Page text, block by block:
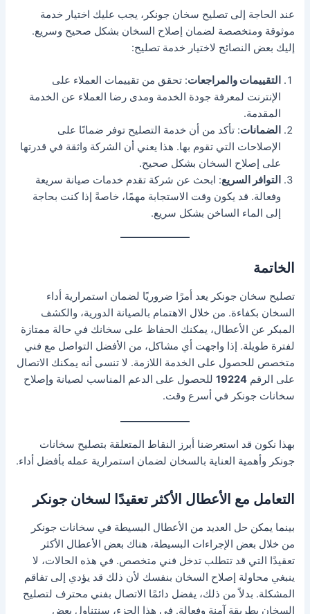
عند الحاجة إلى تصليح سخان جونكر، يجب عليك اختيار خدمة
موثوقة ومتخصصة لضمان إصلاح السخان بشكل صحيح وسريع.
إليك بعض النصائح لاختيار خدمة تصليح:
التقييمات والمراجعات: تحقق من تقييمات العملاء على
الإنترنت لمعرفة جودة الخدمة ومدى رضا العملاء عن الخدمة
المقدمة.
الضمانات: تأكد من أن خدمة التصليح توفر ضمانًا على
الإصلاحات التي تقوم بها. هذا يعني أن الشركة واثقة في قدرتها
على إصلاح السخان بشكل صحيح.
التوافر السريع: ابحث عن شركة تقدم خدمات صيانة سريعة
وفعالة. قد يكون وقت الاستجابة مهمًا، خاصةً إذا كنت بحاجة
إلى الماء الساخن بشكل سريع.
الخاتمة
تصليح سخان جونكر يعد أمرًا ضروريًا لضمان استمرارية أداء
السخان بكفاءة. من خلال الاهتمام بالصيانة الدورية، والكشف
المبكر عن الأعطال، يمكنك الحفاظ على سخانك في حالة ممتازة
لفترة طويلة. إذا واجهت أي مشاكل، من الأفضل التواصل مع فني
متخصص للحصول على الخدمة اللازمة. لا تنسى أنه يمكنك الاتصال
على الرقم19224 للحصول على الدعم المناسب لصيانة وإصلاح
سخانات جونكر في أسرع وقت.
بهذا نكون قد استعرضنا أبرز النقاط المتعلقة بتصليح سخانات
جونكر وأهمية العناية بالسخان لضمان استمرارية عمله بأفضل أداء.
التعامل مع الأعطال الأكثر تعقيدًا لسخان جونكر
بينما يمكن حل العديد من الأعطال البسيطة في سخانات جونكر
من خلال بعض الإجراءات البسيطة، هناك بعض الأعطال الأكثر
تعقيدًا التي قد تتطلب تدخل فني متخصص. في هذه الحالات، لا
ينبغي محاولة إصلاح السخان بنفسك لأن ذلك قد يؤدي إلى تفاقم
المشكلة. بدلاً من ذلك، يفضل دائمًا الاتصال بفني محترف لتصليح
السخان بطريقة آمنة وفعالة. في هذا الجزء، سنتناول بعض